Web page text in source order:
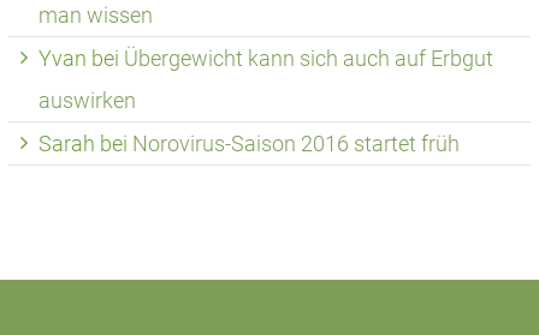
man wissen
Yvan bei Übergewicht kann sich auch auf Erbgut
auswirken
Sarah bei Norovirus-Saison 2016 startet früh